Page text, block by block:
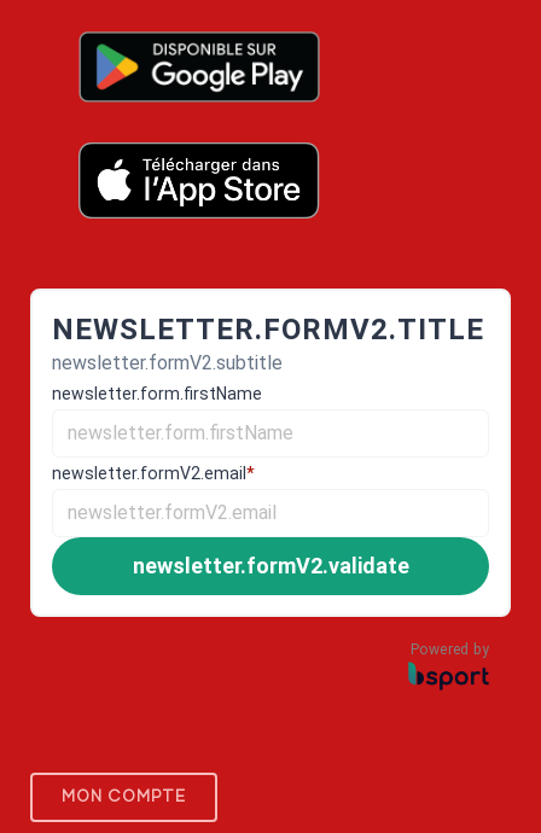
NEWSLETTER.FORMV2.TITLE
newsletter.formV2.subtitle
newsletter.form.firstName
newsletter.formV2.email *
newsletter.formV2.validate
Powered by
MON COMPTE